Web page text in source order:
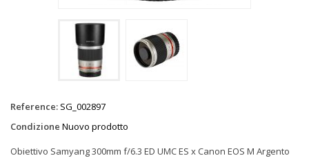
Reference: SG_002897
Condizione Nuovo prodotto
Obiettivo Samyang 300mm f/6.3 ED UMC ES x Canon EOS M Argento